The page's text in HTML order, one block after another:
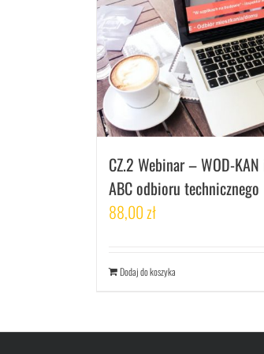
CZ.2 Webinar – WOD-KAN
ABC odbioru technicznego
88,00zł
Dodaj do koszyka